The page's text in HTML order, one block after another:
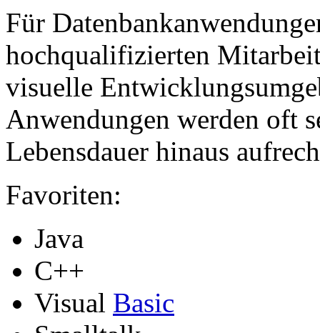
Für
hochqualifizierten
visuelle
Anwendungen werden oft
Lebensdauer hinaus
Favoriten:
Java
C++
Visual Basic